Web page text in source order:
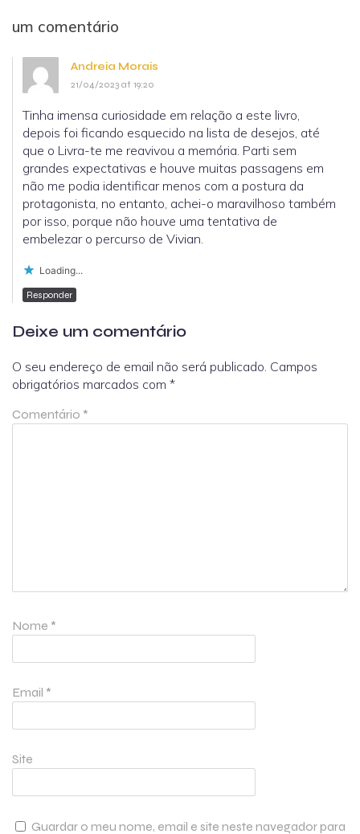
um comentário
Andreia Morais
21/04/2023 at 19:20
Tinha imensa curiosidade em relação a este livro,
depois foi ficando esquecido na lista de desejos, até
que o Livra-te me reavivou a memória. Parti sem
grandes expectativas e houve muitas passagens em
não me podia identificar menos com a postura da
protagonista, no entanto, achei-o maravilhoso também
por isso, porque não houve uma tentativa de
embelezar o percurso de Vivian.
Loading...
Responder
Deixe um comentário
O seu endereço de email não será publicado. Campos
obrigatórios marcados com *
Comentário *
Nome *
Email *
Site
Guardar o meu nome, email e site neste navegador para